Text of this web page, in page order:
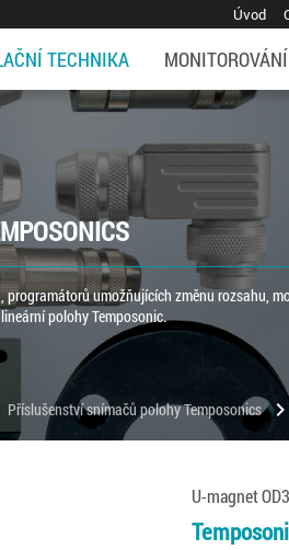
Úvod
TECHNIKA
umožňujících změnu rozsahu,
polohy Temposonic.
Příslušenství snímačů polohy Temposonics
U-magnet